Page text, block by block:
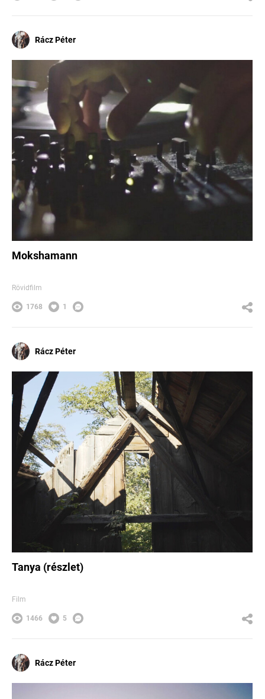
Rácz Péter
Mokshamann
Rövidfilm
1768 1
Rácz Péter
Tanya (részlet)
Film
1466 5
Rácz Péter